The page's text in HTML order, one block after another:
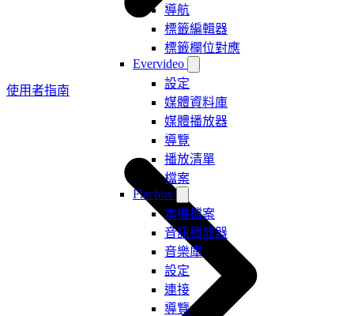
導航
標籤編輯器
標籤欄位對應
Evervideo
設定
媒體資料庫
媒體播放器
導覽
播放清單
檔案
Flacbox
本機檔案
音訊播放器
音樂庫
設定
連接
導覽
使用者指南